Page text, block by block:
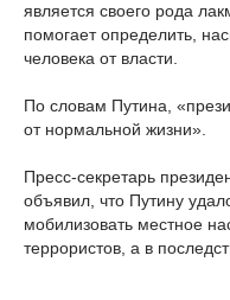
является своего рода
помогает определить,
человека от власти.
По словам Путина,
от нормальной жизни».
Пресс-секретарь
объявил, что Путину
мобилизовать местное
террористов, а в